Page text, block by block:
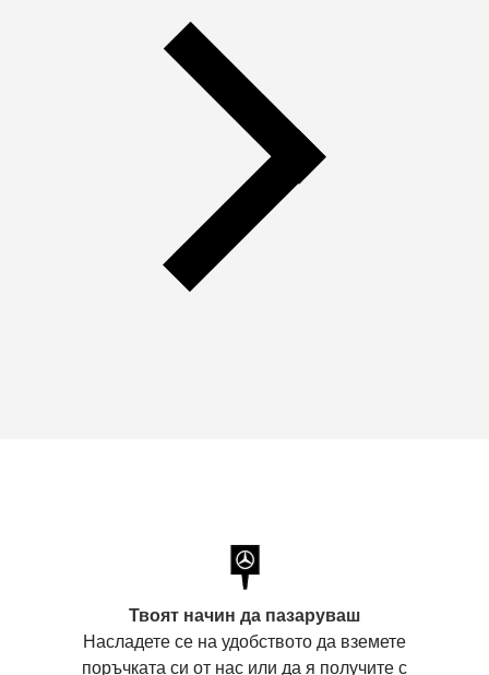
Твоят начин да пазаруваш
Насладете се на удобството да вземете
поръчката си от нас или да я получите с